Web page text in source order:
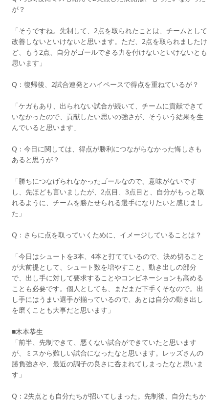
が？
「そうですね。先制して、2点を取られたことは、チームとして
改善しないといけないと思います。ただ、2点を取られましたけ
ど、もう2点、自分がゴールできる力を付けないといけないとも
思います」
Q：復帰後、2試合連発とハイペースで得点を重ねているが？
「ケガもあり、出られない試合が続いて、チームに貢献できて
いなかったので、貢献したい思いの強さが、そういう結果を生
んでいると思います」
Q：今日に関しては、得点が勝利につながらなかった悔しさも
あると思うが？
「勝ちにつなげられなかったゴールなので、意味がないです
し、先ほども言いましたが、2点目、3点目と、自分がもっと取
れるように、チームを勝たせられる選手になりたいと感じまし
た」
Q：さらに点を取っていくために、イメージしていることは？
「今日はシュートを3本、4本と打てているので、決め切ること
が大前提として、シュート数を増やすこと、動き出しの部分
で、出し手に対して要求することやコンビネーションも高める
ことも必要です。個人としても、まだまだ下手くそなので。出
し手にはうまい選手が揃っているので、あとは自分の動き出し
を磨くことも大事だと思います」
■木本恭生
「前半、先制できて、悪くない試合ができていたと思います
が、ミスから難しい試合になったなと思います。レッズさんの
勝負強さや、最近の調子の良さに呑まれてしまったなと思いま
す」
Q：2失点とも自分たちが招いてしまった。先制後、自分たちか